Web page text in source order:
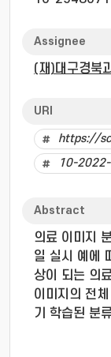
Assignee
(재)대구경북
URI
https://
10-
Abstract
의료 이미지
일 실시 예에
상이 되는 의
이미지의 전
기 학습된 분
라이드의 인